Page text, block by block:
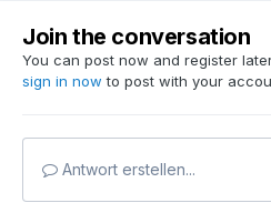
Join the conversation
You can post now and register
sign in now to post with your
Antwort erstellen...